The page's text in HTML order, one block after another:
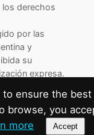
derechos
por las
y
su
expresa.
ensure the best
browse, you
more Accept